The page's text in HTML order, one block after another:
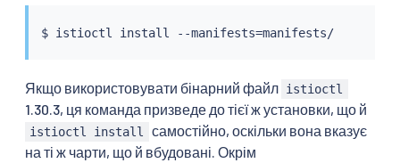
$ istioctl install --manifests= manifests/
Якщо використовувати бінарний файл istioctl
1.30.3, ця команда призведе до тієї ж установки, що й
istioctl install
самостійно, оскільки вона вказує
на ті ж чарти, що й вбудовані. Окрім